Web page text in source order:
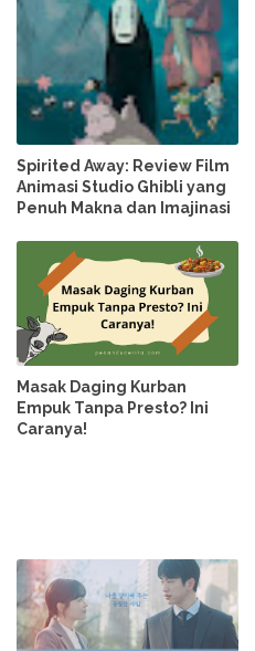
Spirited Away: Review Film
Animasi Studio Ghibli yang
Penuh Makna dan Imajinasi
Masak Daging Kurban
Empuk Tanpa Presto? Ini
Caranya!